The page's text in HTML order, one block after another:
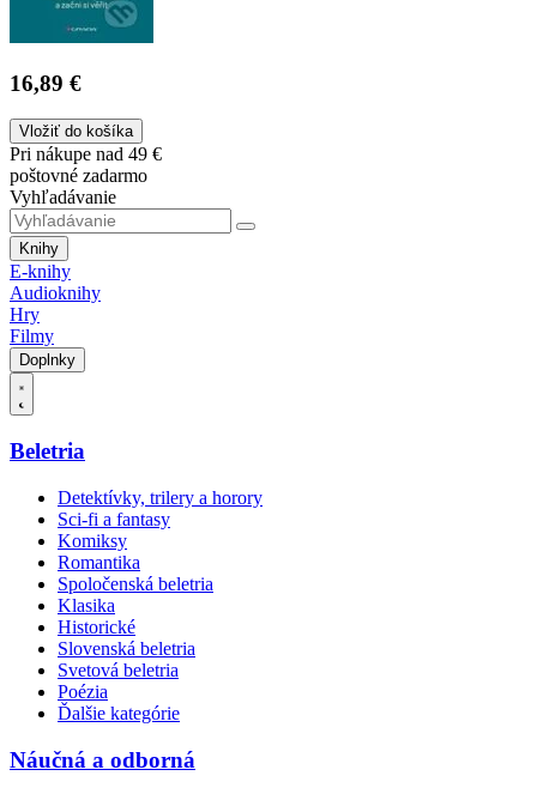
16,89 €
Vložiť do košíka
Pri nákupe nad 49 €
poštovné zadarmo
Vyhľadávanie
Knihy
E-knihy
Audioknihy
Hry
Filmy
Doplnky
Beletria
Detektívky, trilery a horory
Sci-fi a fantasy
Komiksy
Romantika
Spoločenská beletria
Klasika
Historické
Slovenská beletria
Svetová beletria
Poézia
Ďalšie kategórie
Náučná a odborná